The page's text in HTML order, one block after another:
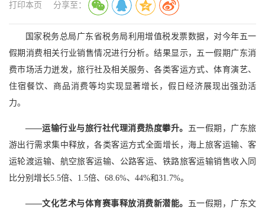
打印本页 分享至：
国家税务总局广东省税务局利用增值税发票数据，对今年五一
假期消费相关行业销售情况进行分析。结果显示，五一假期广东消
费市场活力迸发，旅行社及相关服务、各类客运方式、体育演艺、
住宿餐饮、商品消费等均实现显著增长，假日经济展现出强劲活
力。
——运输行业与旅行社代理消费热度攀升。 五一假期，广东旅
游出行需求集中释放，各类客运方式全面增长，海上旅客运输、客
运轮渡运输、航空旅客运输、公路客运、铁路旅客运输销售收入同
比分别增长5.5倍、1.5倍、68.6%、44%和31.7%。
——文化艺术与体育赛事释放消费新潜能。 五一假期，广东文